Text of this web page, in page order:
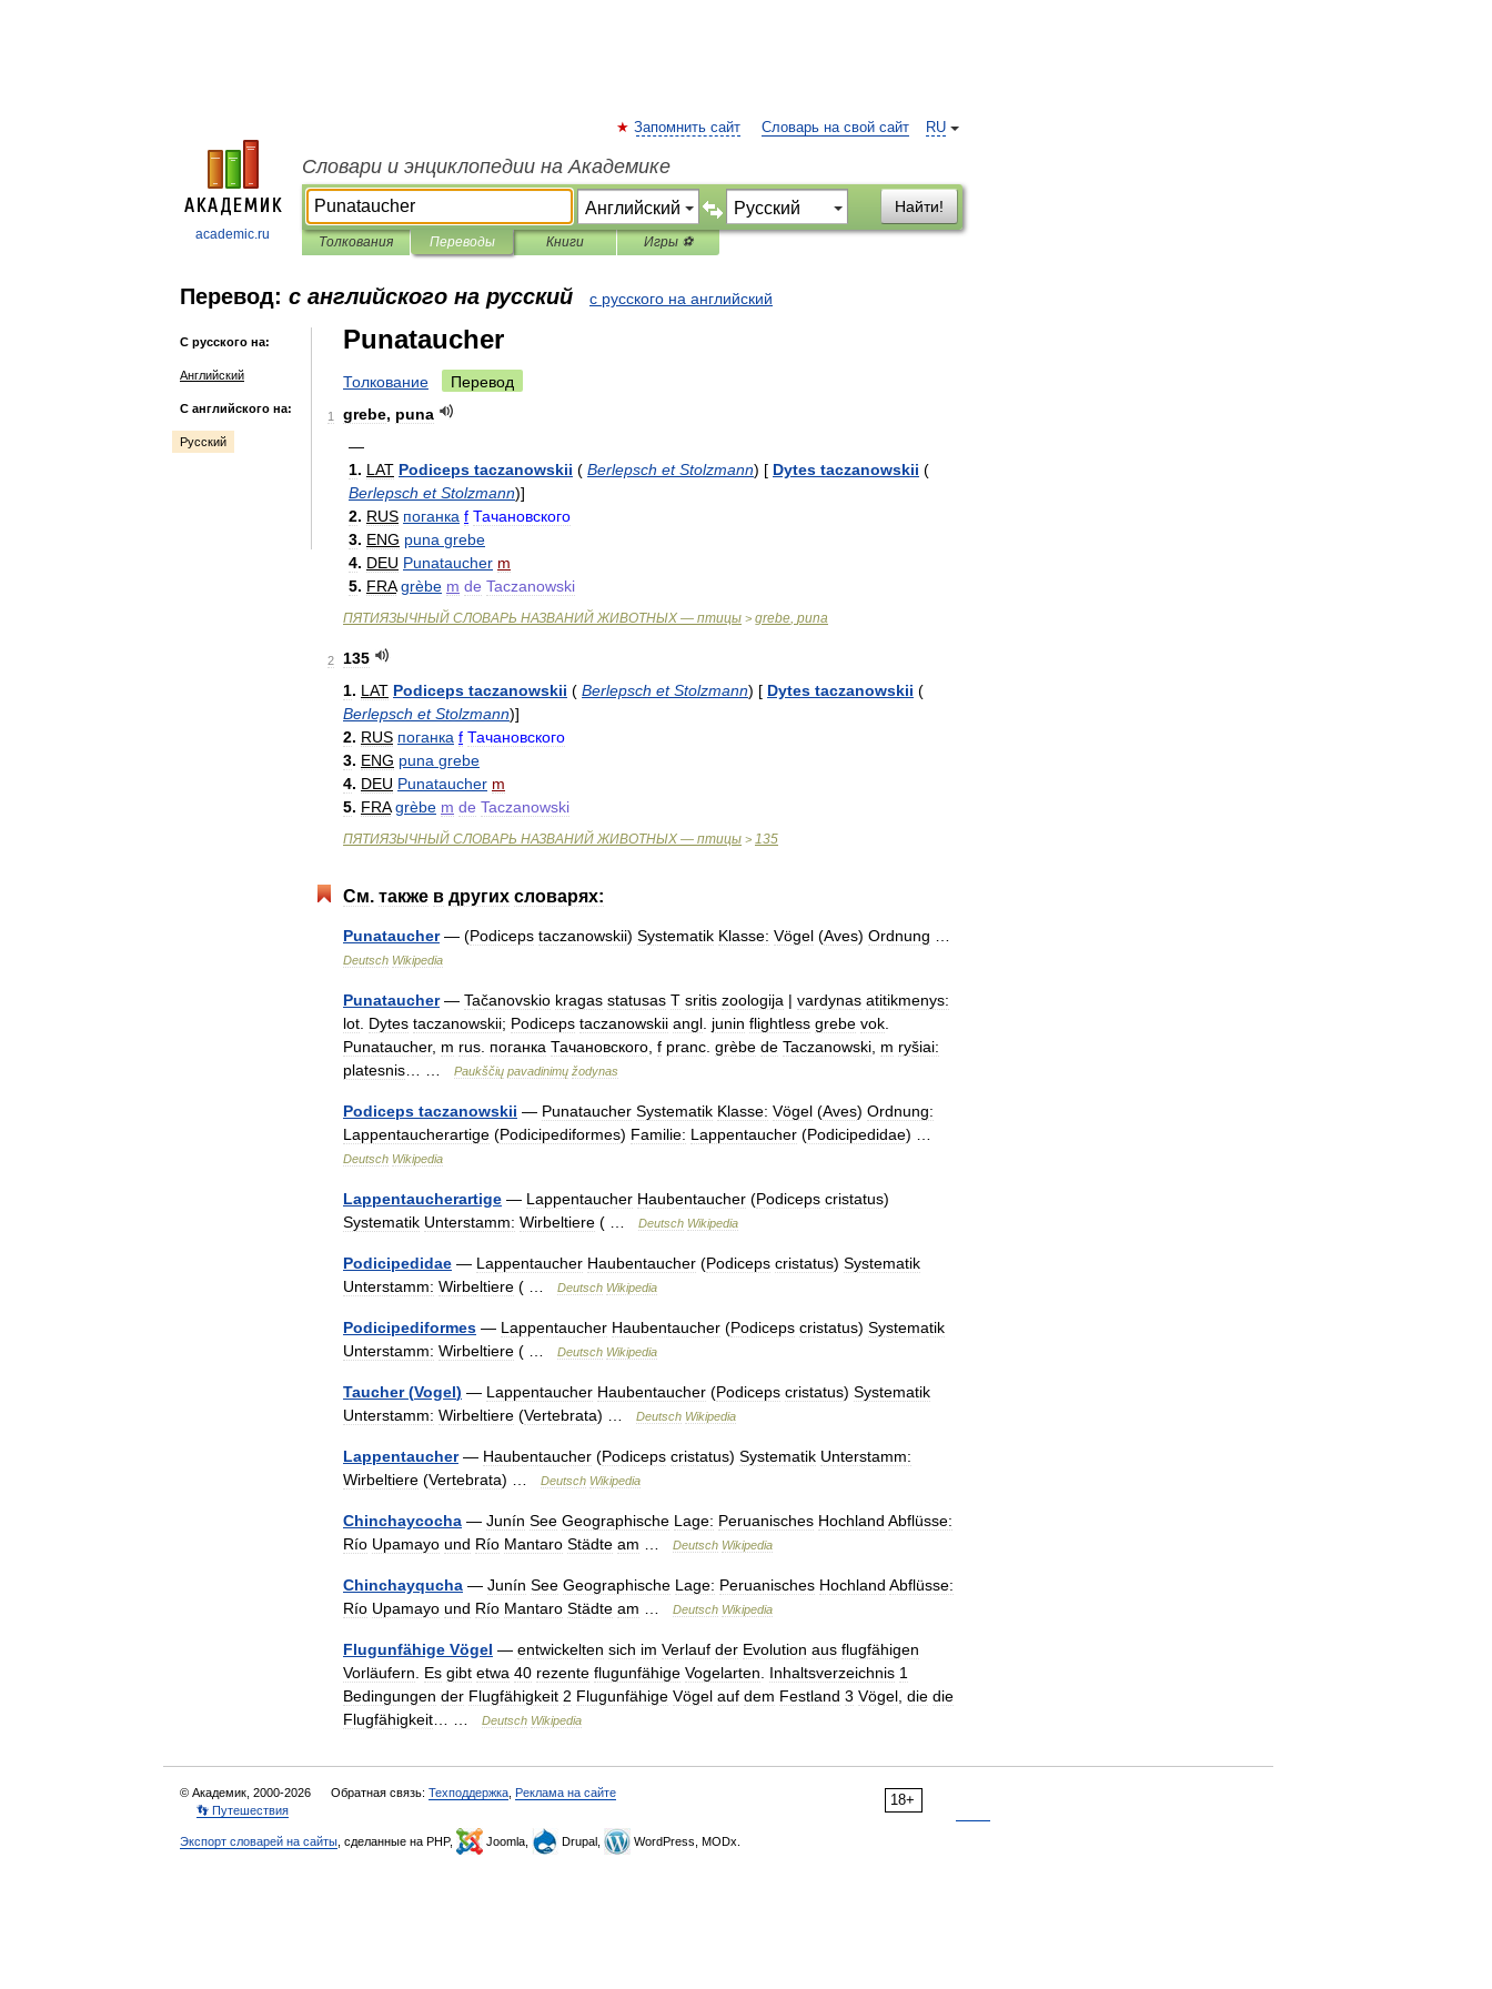
academic.ru
RU
Запомнить сайт Словарь на свой сайт
Словари и энциклопедии на Академике
Найти!
Толкования Переводы Книги Игры ⚽
Перевод: с английского на русский с русского на английский
С русского на:
Английский
С английского на:
Русский
Punataucher
Толкование Перевод
1 grebe, puna
—
1. LAT Podiceps taczanowskii ( Berlepsch et Stolzmann) [ Dytes taczanowskii (
Berlepsch et Stolzmann)]
2. RUS поганка f Тачановского
3. ENG puna grebe
4. DEU Punataucher m
5. FRA grèbe m de Taczanowski
ПЯТИЯЗЫЧНЫЙ СЛОВАРЬ НАЗВАНИЙ ЖИВОТНЫХ — птицы > grebe, puna
2
135
1. LAT Podiceps taczanowskii ( Berlepsch et Stolzmann) [ Dytes taczanowskii (
Berlepsch et Stolzmann)]
2. RUS поганка f Тачановского
3. ENG puna grebe
4. DEU Punataucher m
5. FRA grèbe m de Taczanowski
ПЯТИЯЗЫЧНЫЙ СЛОВАРЬ НАЗВАНИЙ ЖИВОТНЫХ — птицы > 135
См. также в других словарях:
Punataucher— (Podiceps taczanowskii) Systematik Klasse: Vögel (Aves) Ordnung
Deutsch Wikipedia
Punataucher— Tačanovskio kragas statusas T sritis zoologija | vardynas atitikmenys:
lot Dytes taczanowskii; Podiceps taczanowskii angl junin flightless grebe vok
Punataucher, m rus поганка Тачановского f pranc grèbe de Taczanowski m ryšiai:
platesnis
Paukščių pavadinimų žodynas
Podiceps taczanowskii — Punataucher Systematik Klasse: Vögel (Aves) Ordnung:
Lappentaucherartige (Podicipediformes) Familie: Lappentaucher (Podicipedidae) …
Deutsch Wikipedia
Lappentaucherartige — Lappentaucher Haubentaucher (Podiceps cristatus)
Systematik Unterstamm: Wirbeltiere ( … Deutsch Wikipedia
Podicipedidae — Lappentaucher Haubentaucher (Podiceps cristatus) Systematik
Unterstamm: Wirbeltiere ( … Deutsch Wikipedia
Podicipediformes — Lappentaucher Haubentaucher (Podiceps cristatus) Systematik
Unterstamm: Wirbeltiere ( … Deutsch Wikipedia
Taucher(Vogel) — Lappentaucher Haubentaucher (Podiceps cristatus) Systematik
Unterstamm: Wirbeltiere (Vertebrata) … Deutsch Wikipedia
Lappentaucher— Haubentaucher (Podiceps cristatus) Systematik Unterstamm:
Wirbeltiere (Vertebrata) … Deutsch Wikipedia
Chinchaycocha — Junín See Geographische Lage: Peruanisches Hochland Abflüsse:
Río Upamayo und Río Mantaro Städte am Deutsch Wikipedia
Chinchayqucha — Junín See Geographische Lage: Peruanisches Hochland Abflüsse:
Río Upamayo und Río Mantaro Städte am Deutsch Wikipedia
Flugunfähige Vögel — entwickelten sich im Verlauf der Evolution aus flugfähigen
Vorläufern
Es gibt etwa 40 rezente flugunfähige Vogelarten Inhaltsverzeichnis 1
Bedingungen der Flugfähigkeit 2 Flugunfähige Vögel auf dem Festland 3 Vögel die die
Flugfähigkeit
Deutsch Wikipedia
18+
© Академик, 2000-2026 Обратная связь: Техподдержка Реклама на сайте
👣 Путешествия
Экспорт словарей на сайты , сделанные на PHP, Joomla, Drupal, WordPress, MODx.